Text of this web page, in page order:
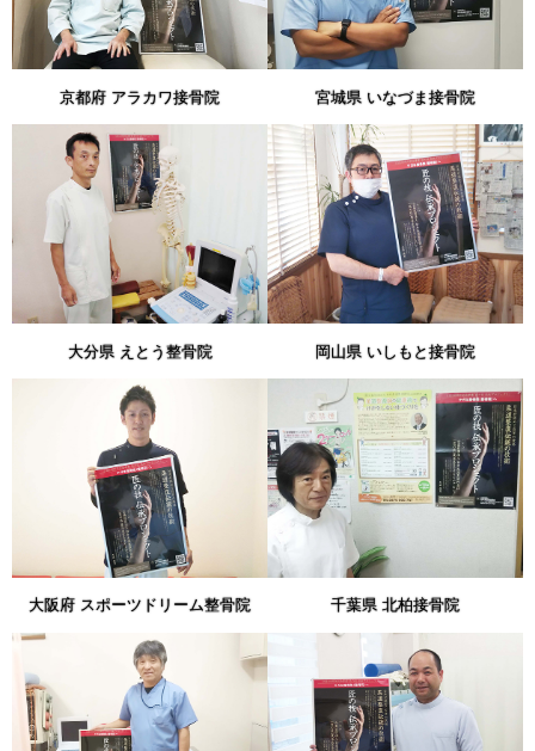
京都府 アラカワ接骨院 宮城県 いなづま接骨院
大分県 えとう整骨院 岡山県 いしもと接骨院
大阪府 スポーツドリーム整骨院 千葉県 北柏接骨院